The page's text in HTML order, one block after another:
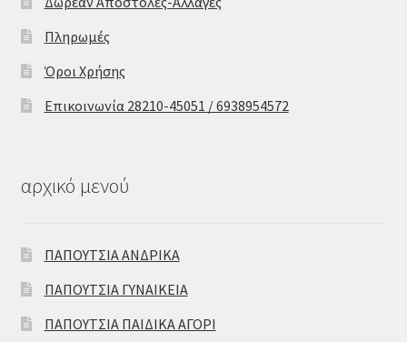
Πληρωμές
Όροι Χρήσης
Επικοινωνία 28210-45051 / 6938954572
αρχικό μενού
ΠΑΠΟΥΤΣΙΑ ΑΝΔΡΙΚΑ
ΠΑΠΟΥΤΣΙΑ ΓΥΝΑΙΚΕΙΑ
ΠΑΠΟΥΤΣΙΑ ΠΑΙΔΙΚΑ ΑΓΟΡΙ